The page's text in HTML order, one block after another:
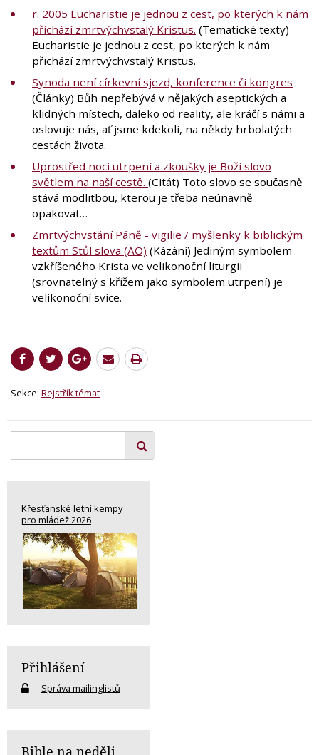
r. 2005 Eucharistie je jednou z cest, po kterých k nám
přichází zmrtvýchvstalý Kristus. (Tematické texty)
Eucharistie je jednou z cest, po kterých k nám
přichází zmrtvýchvstalý Kristus.
Synoda není církevní sjezd, konference či kongres
(Články) Bůh nepřebývá v nějakých aseptických a
klidných místech, daleko od reality, ale kráčí s námi a
oslovuje nás, ať jsme kdekoli, na někdy hrbolatých
cestách života.
Uprostřed noci utrpení a zkoušky je Boží slovo
světlem na naší cestě. (Citát) Toto slovo se současně
stává modlitbou, kterou je třeba neúnavně
opakovat…
Zmrtvýchvstání Páně - vigilie / myšlenky k biblickým
textům Stůl slova (AO) (Kázání) Jediným symbolem
vzkříšeného Krista ve velikonoční liturgii
(srovnatelný s křížem jako symbolem utrpení) je
velikonoční svíce.
Sekce: Rejstřík témat
Křesťanské letní kempy
pro mládež 2026
Přihlášení
Správa mailinglistů
Bible na neděli